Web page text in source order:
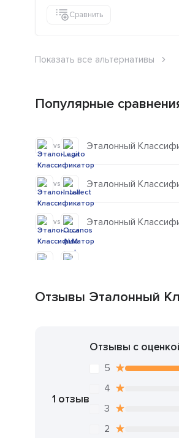
Сравнить
Показать все альтернативы
Популярные
vs Эталонный
vs Эталонный
vs Эталонный
Отзывы Эталонный
1 отзыв
Отзывы с
5
4
3
2